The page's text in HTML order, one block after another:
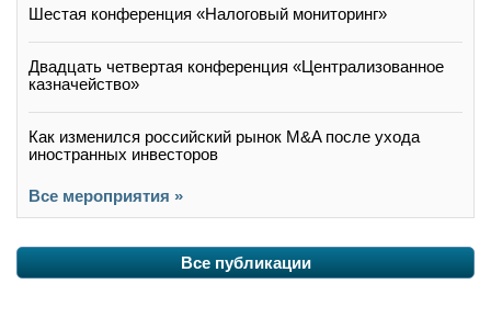
Шестая конференция «Налоговый мониторинг»
Двадцать четвертая конференция «Централизованное
казначейство»
Как изменился российский рынок M&A после ухода
иностранных инвесторов
Все мероприятия »
Все публикации